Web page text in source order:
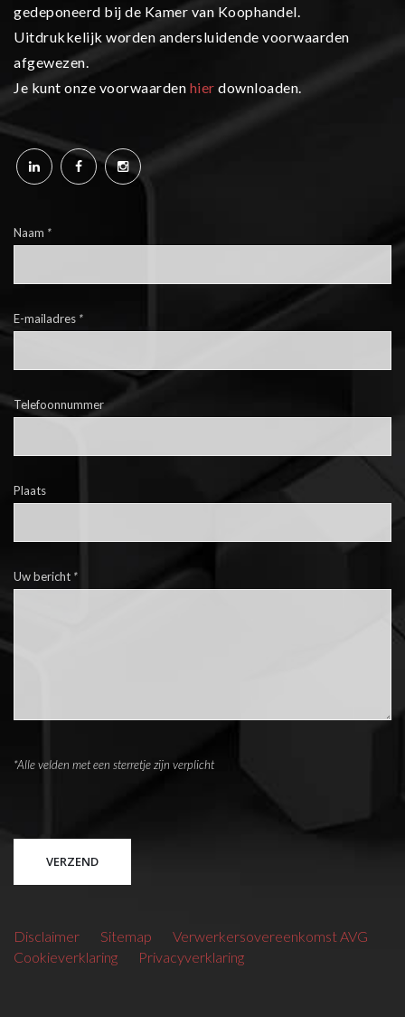
gedeponeerd bij de Kamer van Koophandel.
Uitdrukkelijk worden andersluidende voorwaarden
afgewezen.
Je kunt onze voorwaarden hier downloaden.
Naam *
E-mailadres *
Telefoonnummer
Plaats
Uw bericht *
*Alle velden met een sterretje zijn verplicht
Disclaimer Sitemap
Verwerkersovereenkomst AVG
Cookieverklaring
Privacyverklaring